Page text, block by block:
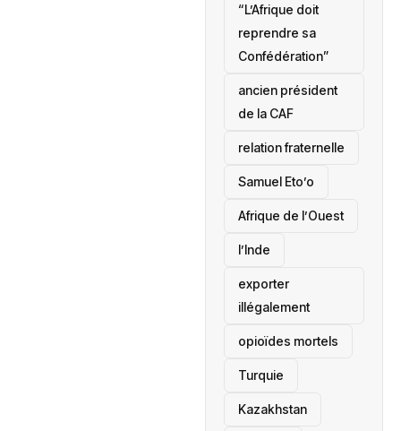
“L’Afrique doit
reprendre sa
Confédération”
ancien président
de la CAF
relation fraternelle
Samuel Eto’o
Afrique de l’Ouest
l’Inde
exporter
illégalement
opioïdes mortels
‎Turquie
Kazakhstan